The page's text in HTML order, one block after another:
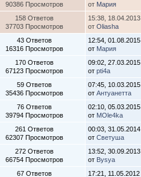
90386 Просмотров
от Мария
158 Ответов
37703 Просмотров
15:38, 18.04.2013
отOliasha
43 Ответов
16316 Просмотров
12:54, 01.08.2015
от Мария
170 Ответов
67123 Просмотров
09:02, 27.03.2015
отpti4a
59 Ответов
35436 Просмотров
07:45, 10.03.2015
отАнтуанетта
76 Ответов
39794 Просмотров
02:10, 05.03.2015
от MOle4ka
261 Ответов
62307 Просмотров
00:03, 31.05.2014
отСветуша
272 Ответов
66754 Просмотров
13:52, 30.09.2013
от Bysya
67 Ответов 17:21, 11.05.2012